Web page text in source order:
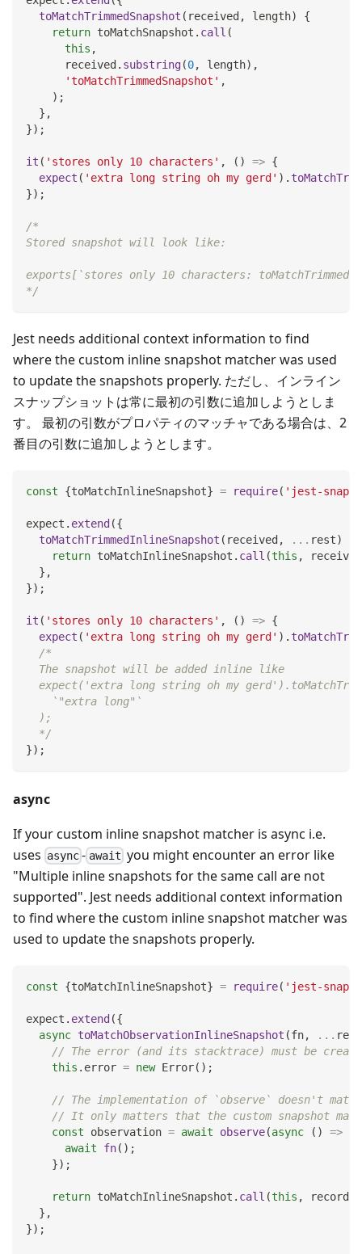
toMatchTrimmedSnapshot ( received , length)
{
return toMatchSnapshot . call (
this ,
      received
. substring(0, length) ,
'toMatchTrimmedSnapshot' ,
) ;
} ,
}) ;
it ( 'stores only 10 characters' , ( ) => {
expect ( 'extra long string oh my gerd' ) .
}) ;
/*
Stored snapshot will look like:
exports[`stores only 10 characters:
*/
Jest needs additional context information to find
where the custom inline snapshot matcher was used
to update the snapshots properly. ただし、インライン
スナップショットは常に最初の引数に追加しようとしま
す。 最初の引数がプロパティのマッチャである場合は、2
番目の引数に追加しようとします。
const {toMatchInlineSnapshot} = require( 'jest-
expect . extend ({
toMatchTrimmedInlineSnapshot ( received , ... rest)
return toMatchInlineSnapshot . call (this ,
received
} ,
}) ;
it ( 'stores only 10 characters' , ( ) => {
expect ( 'extra long string oh my gerd' ) .
/*
  The snapshot will be added inline like
expect('extra long string oh my
    `"extra long"`
  );
  */
}) ;
async
If your custom inline snapshot matcher is async i.e.
uses async - await you might encounter an error like
"Multiple inline snapshots for the same call are not
supported". Jest needs additional context information
to find where the custom inline snapshot matcher was
used to update the snapshots properly.
const {toMatchInlineSnapshot} = require( 'jest-
expect . extend ({
async toMatchObservationInlineSnapshot (fn, ... rest
// The error (and its stacktrace) must be
this . error = new Error( ) ;
// The implementation of `observe` doesn't
// It only matters that the custom snapshot
const observation = await observe(async ( ) =>
await
fn( ) ;
}) ;
return toMatchInlineSnapshot . call (this ,
} ,
}) ;